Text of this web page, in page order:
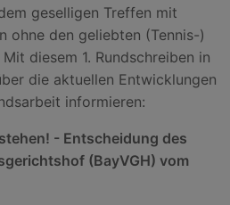
geselligen Treffen mit
ohne den geliebten (Tennis-)
diesem 1. Rundschreiben in
die aktuellen Entwicklungen
informieren:
- Entscheidung des
(BayVGH) vom